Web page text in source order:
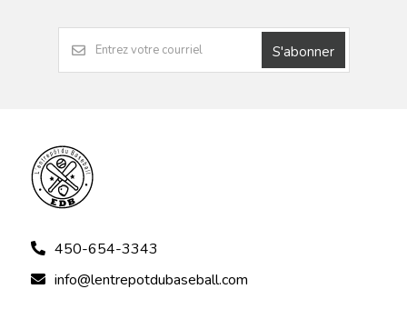
S'abonner
450-654-3343
info@lentrepotdubaseball.com